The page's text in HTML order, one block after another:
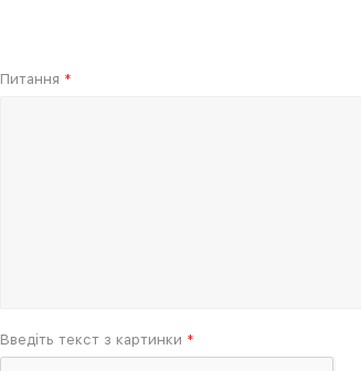
Питання *
Введіть текст з картинки *